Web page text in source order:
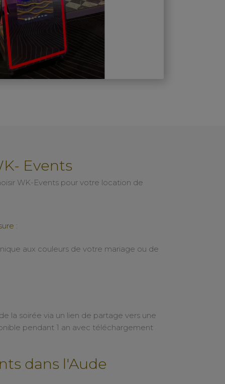
Events
WK-Events pour votre location de
:
aux couleurs de votre mariage ou de
la soirée via un lien de partage vers une
pendant 1 an avec téléchargement
dans l'Aude